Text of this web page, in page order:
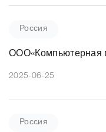
Россия
ООО«Компьютерная
2025-06-25
Россия